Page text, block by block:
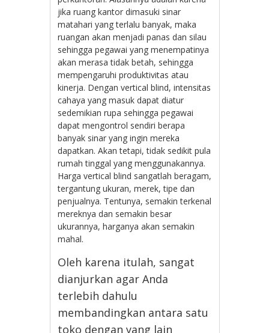
jika ruang kantor dimasuki sinar
matahari yang terlalu banyak, maka
ruangan akan menjadi panas dan silau
sehingga pegawai yang menempatinya
akan merasa tidak betah, sehingga
mempengaruhi produktivitas atau
kinerja. Dengan vertical blind, intensitas
cahaya yang masuk dapat diatur
sedemikian rupa sehingga pegawai
dapat mengontrol sendiri berapa
banyak sinar yang ingin mereka
dapatkan. Akan tetapi, tidak sedikit pula
rumah tinggal yang menggunakannya.
Harga vertical blind sangatlah beragam,
tergantung ukuran, merek, tipe dan
penjualnya. Tentunya, semakin terkenal
mereknya dan semakin besar
ukurannya, harganya akan semakin
mahal.
Oleh karena itulah, sangat
dianjurkan agar Anda
terlebih dahulu
membandingkan antara satu
toko dengan yang lain